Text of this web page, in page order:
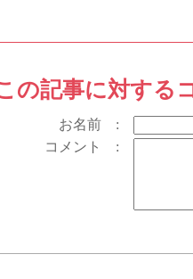
の記事に対する
お名前 :
コメント :